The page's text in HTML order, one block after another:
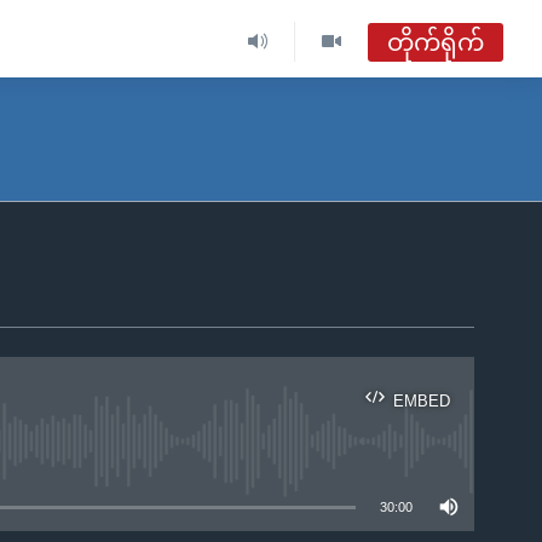
တိုက်ရိုက်
အစီအစဉ်များ
ရေဒီယိုတိုက်ရိုက်နားဆင်ရန်
EMBED
30:00